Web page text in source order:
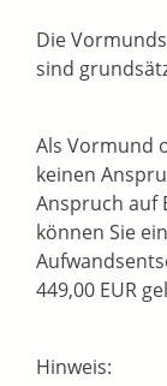
Die
sind
Als Vormund
keinen
Anspruch auf
können Sie
449,00 EUR
Hinweis: